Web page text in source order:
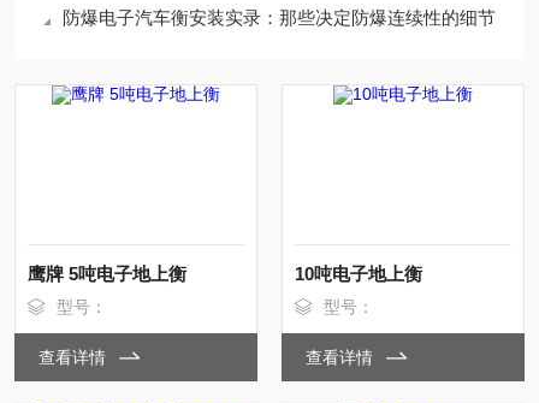
防爆电子汽车衡安装实录：那些决定防爆连续性的细节
鹰牌 5吨电子地上衡
型号：
查看详情
10吨电子地上衡
型号：
查看详情